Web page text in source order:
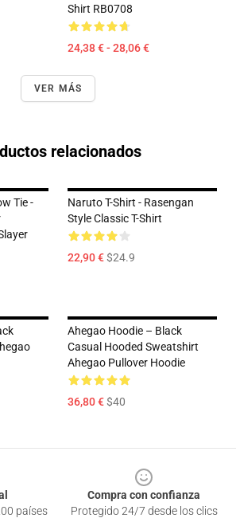
Shirt RB0708
24,38 € - 28,06 €
VER MÁS
relacionados
Tie -
Naruto T-Shirt - Rasengan
Style Classic T-Shirt
22,90 €$24.9
Ahegao Hoodie – Black
Casual Hooded Sweatshirt
Ahegao Pullover Hoodie
36,80 €$40
países
Compra con confianza
Protegido 24/7 desde los clics